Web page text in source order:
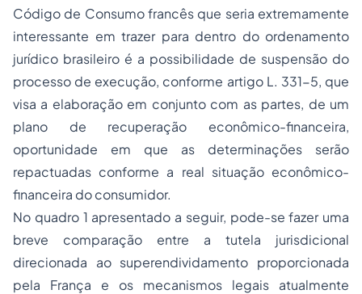
Código de Consumo francês que seria extremamente
interessante em trazer para dentro do ordenamento
jurídico brasileiro é a possibilidade de suspensão do
processo de execução, conforme artigo L. 331-5, que
visa a elaboração em conjunto com as partes, de um
plano de recuperação econômico-financeira,
oportunidade em que as determinações serão
repactuadas conforme a real situação econômico-
financeira do consumidor.
No quadro 1 apresentado a seguir, pode-se fazer uma
breve comparação entre a tutela jurisdicional
direcionada ao superendividamento proporcionada
pela França e os mecanismos legais atualmente